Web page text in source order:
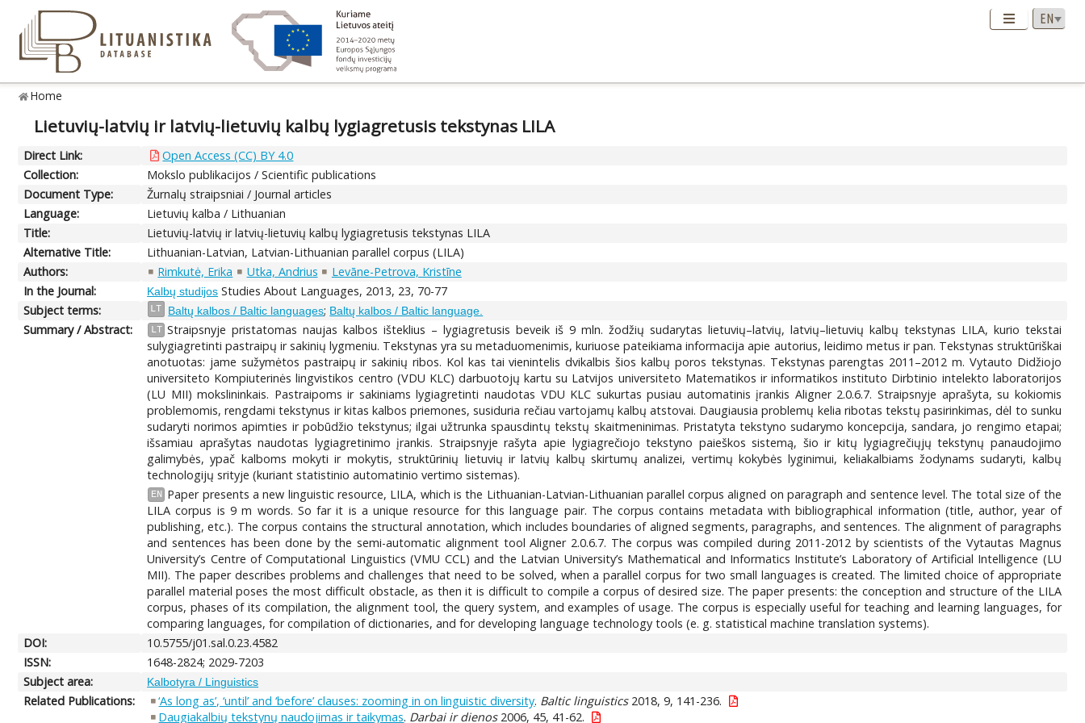
Home
Lietuvių-latvių ir latvių-lietuvių kalbų lygiagretusis tekstynas LILA
Direct Link:
Open Access (CC) BY 4.0
Collection:
Mokslo publikacijos / Scientific publications
Document Type:
Žurnalų straipsniai / Journal articles
Language:
Lietuvių kalba / Lithuanian
Title:
Lietuvių-latvių ir latvių-lietuvių kalbų lygiagretusis tekstynas LILA
Alternative Title:
Lithuanian-Latvian, Latvian-Lithuanian parallel corpus (LILA)
Authors:
Rimkutė, Erika Utka, Andrius
Levāne-Petrova, Kristīne
In the Journal:
Kalbų studijos Studies About Languages, 2013, 23, 70-77
Subject terms:
LT Baltų kalbos / Baltic languages; Baltų kalbos / Baltic language.
Summary / Abstract: LT Straipsnyje pristatomas naujas kalbos išteklius – lygiagretusis beveik iš 9 mln. žodžių sudarytas lietuvių–latvių, latvių–lietuvių kalbų tekstynas LILA, kurio tekstai
sulygiagretinti pastraipų ir sakinių lygmeniu. Tekstynas yra su metaduomenimis, kuriuose pateikiama informacija apie autorius, leidimo metus ir pan. Tekstynas struktūriškai
anotuotas: jame sužymėtos pastraipų ir sakinių ribos. Kol kas tai vienintelis dvikalbis šios kalbų poros tekstynas. Tekstynas parengtas 2011–2012 m. Vytauto Didžiojo
universiteto Kompiuterinės lingvistikos centro (VDU KLC) darbuotojų kartu su Latvijos universiteto Matematikos ir informatikos instituto Dirbtinio intelekto laboratorijos
(LU MII) mokslininkais. Pastraipoms ir sakiniams lygiagretinti naudotas VDU KLC sukurtas pusiau automatinis įrankis Aligner 2.0.6.7. Straipsnyje aprašyta, su kokiomis
problemomis, rengdami tekstynus ir kitas kalbos priemones, susiduria rečiau vartojamų kalbų atstovai. Daugiausia problemų kelia ribotas tekstų pasirinkimas, dėl to sunku
sudaryti norimos apimties ir pobūdžio tekstynus; ilgai užtrunka spausdintų tekstų skaitmeninimas. Pristatyta tekstyno sudarymo koncepcija, sandara, jo rengimo etapai;
išsamiau aprašytas naudotas lygiagretinimo įrankis. Straipsnyje rašyta apie lygiagrečiojo tekstyno paieškos sistemą, šio ir kitų lygiagrečiųjų tekstynų panaudojimo
galimybės, ypač kalboms mokyti ir mokytis, struktūrinių lietuvių ir latvių kalbų skirtumų analizei, vertimų kokybės lyginimui, keliakalbiams žodynams sudaryti, kalbų
technologijų srityje (kuriant statistinio automatinio vertimo sistemas).
EN
Paper presents a new linguistic resource, LILA, which is the Lithuanian-Latvian-Lithuanian parallel corpus aligned on paragraph and sentence level. The total size of the
LILA corpus is 9 m words. So far it is a unique resource for this language pair. The corpus contains metadata with bibliographical information (title, author, year of
publishing, etc.). The corpus contains the structural annotation, which includes boundaries of aligned segments, paragraphs, and sentences. The alignment of paragraphs
and sentences has been done by the semi-automatic alignment tool Aligner 2.0.6.7. The corpus was compiled during 2011-2012 by scientists of the Vytautas Magnus
University’s Centre of Computational Linguistics (VMU CCL) and the Latvian University’s Mathematical and Informatics Institute’s Laboratory of Artificial Intelligence (LU
MII). The paper describes problems and challenges that need to be solved, when a parallel corpus for two small languages is created. The limited choice of appropriate
parallel material poses the most difficult obstacle, as then it is difficult to compile a corpus of desired size. The paper presents: the conception and structure of the LILA
corpus, phases of its compilation, the alignment tool, the query system, and examples of usage. The corpus is especially useful for teaching and learning languages, for
comparing languages, for compilation of dictionaries, and for developing language technology tools (e. g. statistical machine translation systems).
DOI:
10.5755/j01.sal.0.23.4582
ISSN:
1648-2824; 2029-7203
Subject area:
Kalbotyra / Linguistics
Related Publications: ‘As long as’, ‘until’ and ‘before’ clauses: zooming in on linguistic diversity. Baltic linguistics2018, 9, 141-236.
Daugiakalbių tekstynų naudojimas ir taikymas. Darbai ir dienos2006, 45, 41-62.